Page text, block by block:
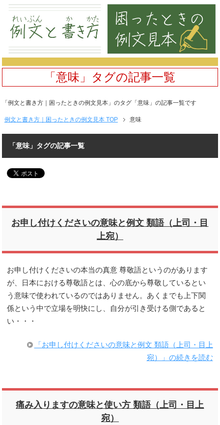
「意味」タグの記事一覧
「例文と書き方｜困ったときの例文見本」のタグ「意味」の記事一覧です
例文と書き方｜困ったときの例文見本 TOP 意味
「意味」タグの記事一覧
お申し付けくださいの意味と例文 類語（上司・目
上宛）
お申し付けくださいの本当の真意 尊敬語というのがあります
が、日本における尊敬語とは、心の底から尊敬しているとい
う意味で使われているのではありません。あくまでも上下関
係という中で立場を明快にし、自分が引き受ける側であると
い・・・
「お申し付けくださいの意味と例文 類語（上司・目上
宛）」の続きを読む
痛み入りますの意味と使い方 類語（上司・目上
宛）